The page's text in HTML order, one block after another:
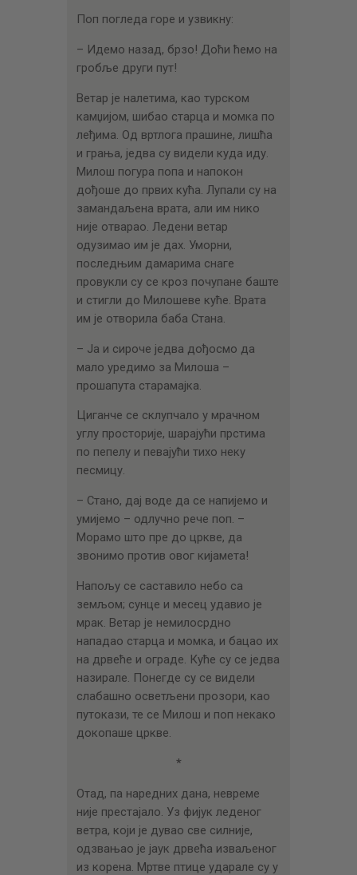
Поп погледа горе и узвикну:
– Идемо назад, брзо! Доћи ћемо на
гробље други пут!
Ветар је налетима, као турском
камџијом, шибао старца и момка по
леђима. Од вртлога прашине, лишћа
и грања, једва су видели куда иду.
Милош погура попа и напокон
дођоше до првих кућа. Лупали су на
замандаљена врата, али им нико
није отварао. Ледени ветар
одузимао им је дах. Уморни,
последњим дамарима снаге
провукли су се кроз почупане баште
и стигли до Милошеве куће. Врата
им је отворила баба Стана.
– Ја и сироче једва дођосмо да
мало уредимо за Милоша –
прошапута старамајка.
Циганче се склупчало у мрачном
углу просторије, шарајући прстима
по пепелу и певајући тихо неку
песмицу.
– Стано, дај воде да се напијемо и
умијемо – одлучно рече поп. –
Морамо што пре до цркве, да
звонимо против овог кијамета!
Напољу се саставило небо са
земљом; сунце и месец удавио је
мрак. Ветар је немилосрдно
нападао старца и момка, и бацао их
на дрвеће и ограде. Куће су се једва
назирале. Понегде су се видели
слабашно осветљени прозори, као
путокази, те се Милош и поп некако
докопаше цркве.
*
Отад, па наредних дана, невреме
није престајало. Уз фијук леденог
ветра, који је дувао све силније,
одзвањао је јаук дрвећа изваљеног
из корена. Мртве птице ударале су у